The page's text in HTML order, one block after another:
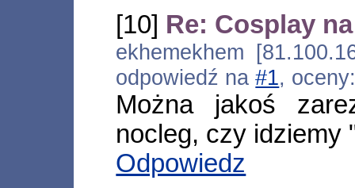
[10] Re: Cosplay
ekhemekhem
odpowiedź na#1,
Można jakoś
nocleg, czy idziemy
Odpowiedz